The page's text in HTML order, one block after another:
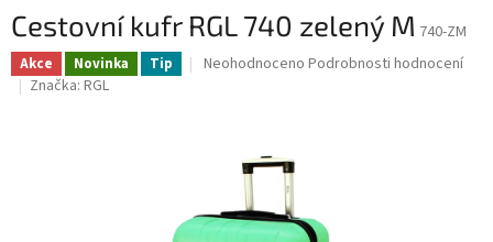
Cestovní kufr RGL 740 zelený M 740-ZM
Akce Novinka Tip
Průměrné
hvězdiček.
Neohodnoceno Podrobnosti hodnocení
Značka: RGL